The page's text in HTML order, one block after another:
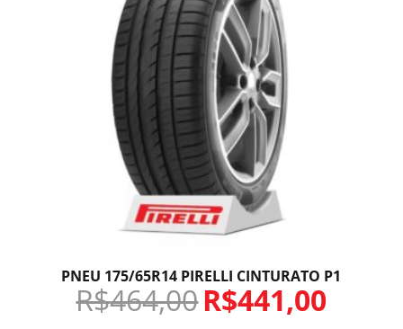
PNEU 175/65R14 PIRELLI CINTURATO P1
R$464,00R$441,00